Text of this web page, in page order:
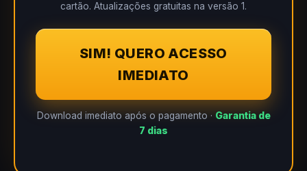
cartão. Atualizações gratuitas na versão 1.
SIM! QUERO ACESSO
IMEDIATO
Download imediato após o pagamento · Garantia de
7 dias